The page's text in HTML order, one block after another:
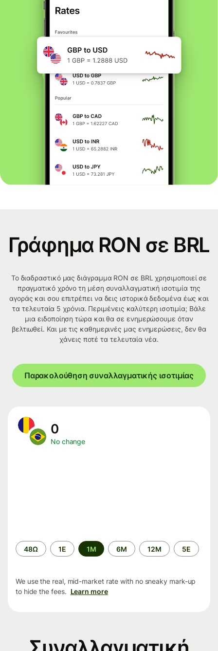
Γράφημα RON σε BRL
Το διαδραστικό μας διάγραμμα RON σε BRL χρησιμοποιεί σε
πραγματικό χρόνο τη μέση συναλλαγματική ισοτιμία της
αγοράς και σου επιτρέπει να δεις ιστορικά δεδομένα έως και
τα τελευταία 5 χρόνια. Περιμένεις καλύτερη ισοτιμία; Βάλε
μια ειδοποίηση τώρα και θα σε ενημερώσουμε όταν
βελτιωθεί. Και με τις καθημερινές μας ενημερώσεις, δεν θα
χάνεις ποτέ τα τελευταία νέα.
Παρακολούθηση συναλλαγματικής ισοτιμίας
0
No change
Time
period
48Ω 1Ε 1M 6M 12M 5Ε
We use the real, mid-market rate with no sneaky mark-up
to hide the fees. Learn more